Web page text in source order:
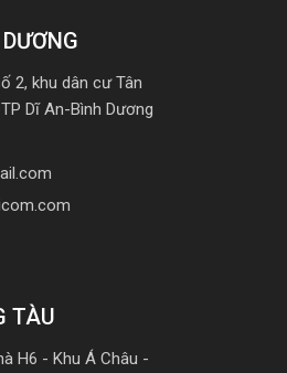
2, khu dân cư Tân
Dĩ An-Bình Dương
TÀU
H6 - Khu Á Châu -